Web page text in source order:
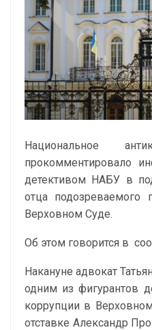
Национальное
прокомментировало
детективом НАБУ в
отца
Верховном Суде.
Об этом говорится в
Накануне адвокат
одним из фигурантов
коррупции в
отставке Александр